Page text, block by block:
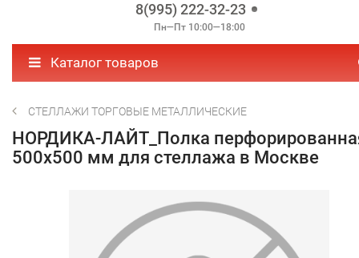
8(995) 222-32-23
Пн—Пт 10:00—18:00
Каталог товаров
СТЕЛЛАЖИ ТОРГОВЫЕ МЕТАЛЛИЧЕСКИЕ
НОРДИКА-ЛАЙТ_Полка
500х500 мм для стеллажа в Москве